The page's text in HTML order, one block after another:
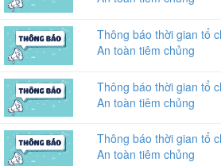
Thông báo thời gian tổ
An toàn tiêm chủng
Thông báo thời gian tổ
An toàn tiêm chủng
Thông báo thời gian tổ
An toàn tiêm chủng